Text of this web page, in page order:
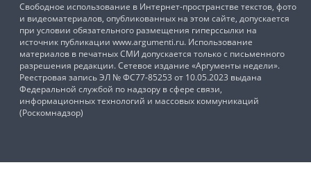
Свободное использование в Интернет-пространстве текстов, фото
и видеоматериалов, опубликованных на этом сайте, допускается
при условии обязательного размещения гиперссылки на
источник публикации www.argumenti.ru. Использование
материалов в печатных СМИ допускается только с письменного
разрешения редакции. Сетевое издание «Аргументы недели».
Реестровая запись ЭЛ № ФС77-85253 от 10.05.2023 выдана
Федеральной службой по надзору в сфере связи,
информационных технологий и массовых коммуникаций
(Роскомнадзор)